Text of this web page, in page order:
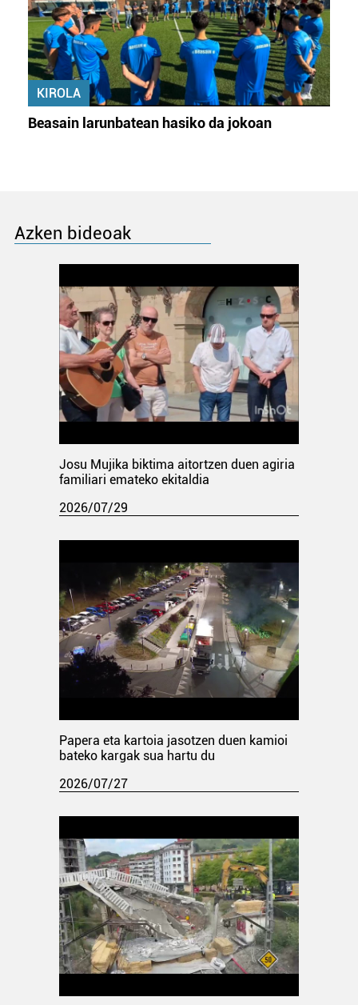
KIROLA
Beasain larunbatean hasiko da jokoan
Azken bideoak
Josu Mujika biktima aitortzen duen agiria
familiari emateko ekitaldia
2026/07/29
Papera eta kartoia jasotzen duen kamioi
bateko kargak sua hartu du
2026/07/27